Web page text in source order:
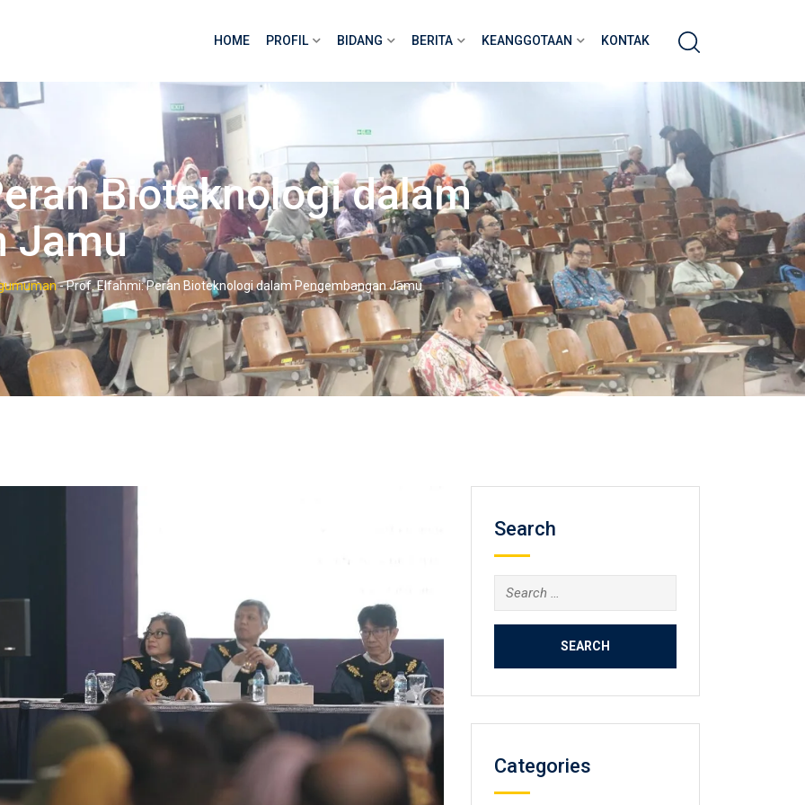
HOME PROFIL BIDANG BERITA KEANGGOTAAN KONTAK
Bioteknologi dalam
Jamu
-Prof. Elfahmi: Peran Bioteknologi dalam Pengembangan Jamu
Search
Search
for:
Categories